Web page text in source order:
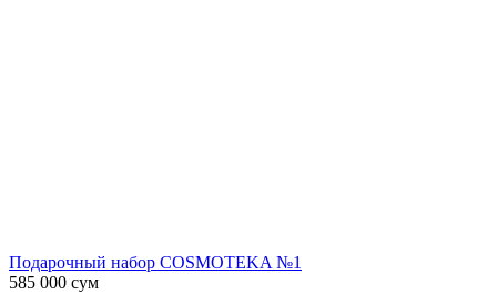
Подарочный набор COSMOTEKA №1
585 000 сум